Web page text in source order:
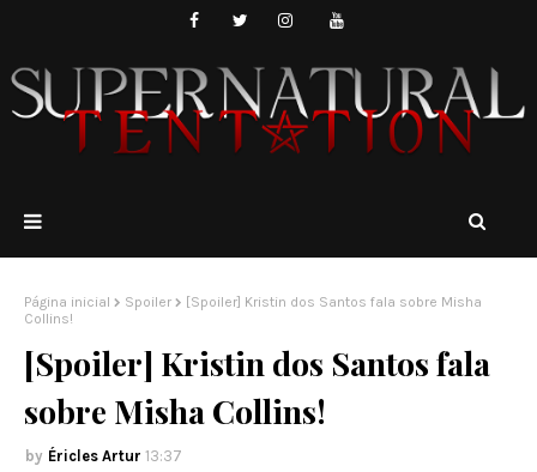
Página inicial Spoiler
[Spoiler] Kristin dos Santos fala sobre Misha
Collins!
[Spoiler] Kristin dos Santos fala
sobre Misha Collins!
Éricles Artur 13:37